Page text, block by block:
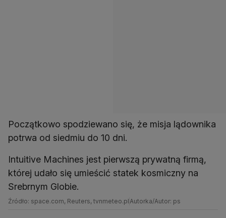
Początkowo spodziewano się, że misja lądownika
potrwa od siedmiu do 10 dni.
Intuitive Machines jest pierwszą prywatną firmą,
której udało się umieścić statek kosmiczny na
Srebrnym Globie.
Źródło: space.com, Reuters, tvnmeteo.plAutorka/Autor: ps